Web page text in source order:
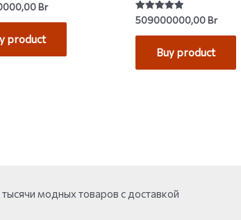
Br
product
Rated
5.00
out of 5
509000000,00Br
Buy product
модных товаров с доставкой